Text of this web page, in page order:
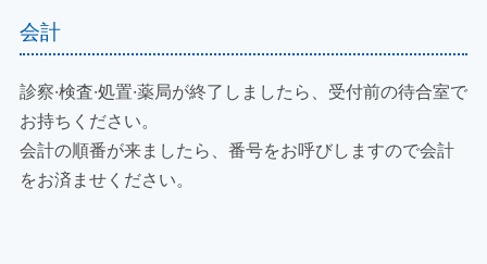
会計
診察·検査·処置·薬局が終了しましたら、受付前の待合室で
お持ちください。
会計の順番が来ましたら、番号をお呼びしますので会計
をお済ませください。